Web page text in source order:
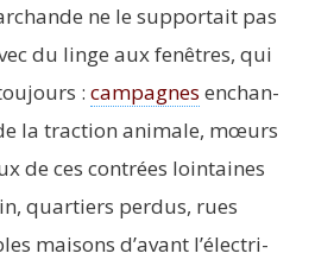
ne le sup­por­tait pas
du linge aux fenêtres, qui
: cam­pagnes enchan­
la trac­tion ani­male, mœurs
de ces contrées loin­taines
quar­tiers per­dus, rues
mai­sons d’a­vant l’élec­tri­